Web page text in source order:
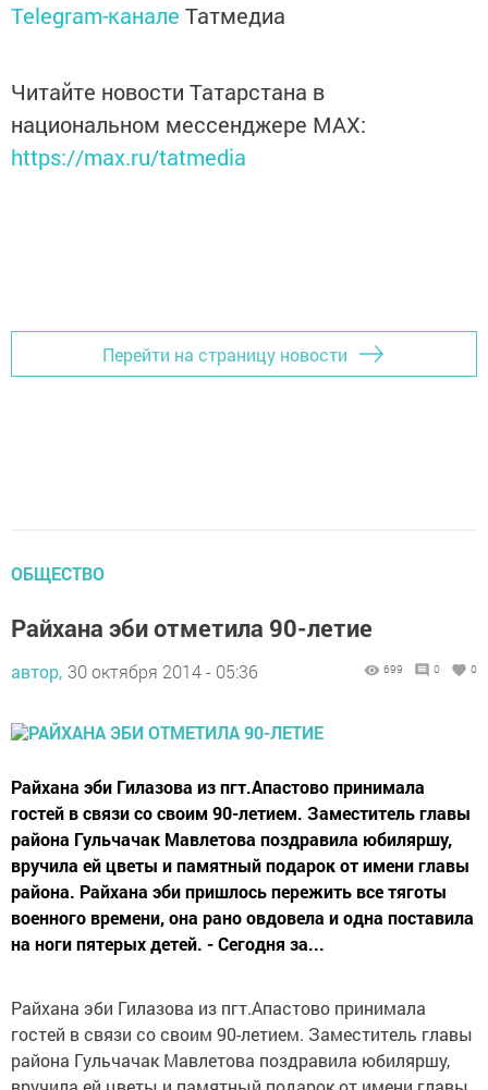
Telegram-канале Татмедиа
Читайте новости Татарстана в
национальном мессенджере MАХ:
https://max.ru/tatmedia
Перейти на страницу новости
ОБЩЕСТВО
Райхана эби отметила 90-летие
автор, 30 октября 2014 - 05:36 699 0 0
Райхана эби Гилазова из пгт.Апастово принимала
гостей в связи со своим 90-летием. Заместитель главы
района Гульчачак Мавлетова поздравила юбиляршу,
вручила ей цветы и памятный подарок от имени главы
района. Райхана эби пришлось пережить все тяготы
военного времени, она рано овдовела и одна поставила
на ноги пятерых детей. - Сегодня за...
Райхана эби Гилазова из пгт.Апастово принимала
гостей в связи со своим 90-летием. Заместитель главы
района Гульчачак Мавлетова поздравила юбиляршу,